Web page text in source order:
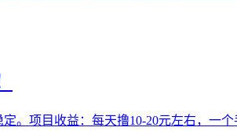
。项目收益：每天撸10-20元左右，一